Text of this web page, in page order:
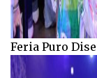
Feria Puro